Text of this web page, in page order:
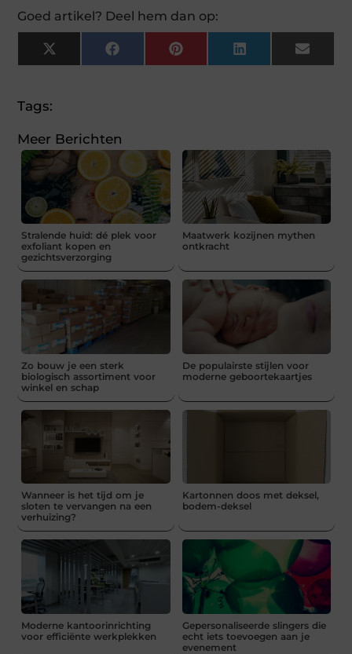
Goed artikel? Deel hem dan op:
X
(Twitter)
FacebookPinterestLinkedInEmail
Tags:
Meer Berichten
Stralende huid: dé plek voor
exfoliant kopen en
gezichtsverzorging
Maatwerk kozijnen mythen
ontkracht
Zo bouw je een sterk
biologisch assortiment voor
winkel en schap
De populairste stijlen voor
moderne geboortekaartjes
Wanneer is het tijd om je
sloten te vervangen na een
verhuizing?
Kartonnen doos met deksel,
bodem-deksel
Moderne kantoorinrichting
voor efficiënte werkplekken
Gepersonaliseerde slingers die
echt iets toevoegen aan je
evenement